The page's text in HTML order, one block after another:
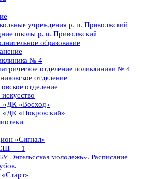
учреждения р. п. Приволжский
школы р. п. Приволжский
образование
№ 4
отделение поликлиники № 4
отделение
отделение
«Восход»
«Покровский»
«Сигнал»
— 1
Энгельсская молодежь». Расписание